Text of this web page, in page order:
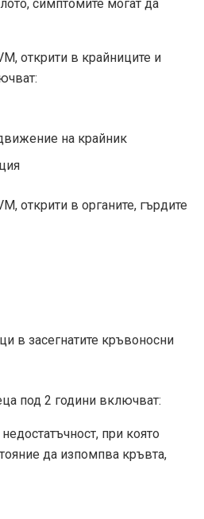
симптомите могат да
открити в крайниците и
на крайник
открити в органите, гърдите
в засегнатите кръвоносни
под 2 години включват:
при която
да изпомпва кръвта,